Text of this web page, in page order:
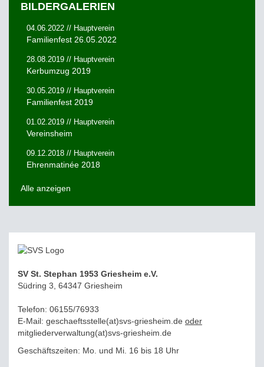
BILDERGALERIEN
04.06.2022 // Hauptverein
Familienfest 26.05.2022
28.08.2019 // Hauptverein
Kerbumzug 2019
30.05.2019 // Hauptverein
Familienfest 2019
01.02.2019 // Hauptverein
Vereinsheim
09.12.2018 // Hauptverein
Ehrenmatinée 2018
Alle anzeigen
SV St. Stephan 1953 Griesheim e.V.
Südring 3, 64347 Griesheim
Telefon: 06155/76933
E-Mail: geschaeftsstelle(at)svs-griesheim.de oder
mitgliederverwaltung(at)svs-griesheim.de
Geschäftszeiten: Mo. und Mi. 16 bis 18 Uhr